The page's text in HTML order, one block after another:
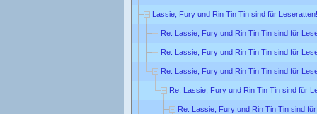
Lassie, Fury und Rin Tin Tin sind für Leseratten!
Re: Lassie, Fury und Rin Tin Tin sind für
Re: Lassie, Fury und Rin Tin Tin sind für
Re: Lassie, Fury und Rin Tin Tin sind für
Re: Lassie, Fury und Rin Tin Tin sind für
Re: Lassie, Fury und Rin Tin Tin sind